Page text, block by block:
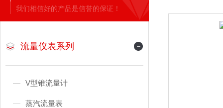
我们相信好的产品是信誉的保证！
流量仪表系列
V型锥流量计
蒸汽流量表